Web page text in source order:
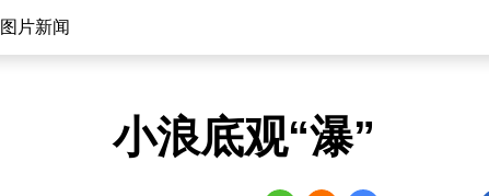
图片新闻
小浪底观“瀑”